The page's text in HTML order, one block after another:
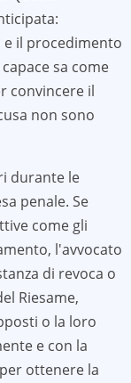
il procedimento
sa come
convincere il
non sono
durante le
penale. Se
come gli
l'avvocato
di revoca o
Riesame,
o la loro
e con la
ottenere la